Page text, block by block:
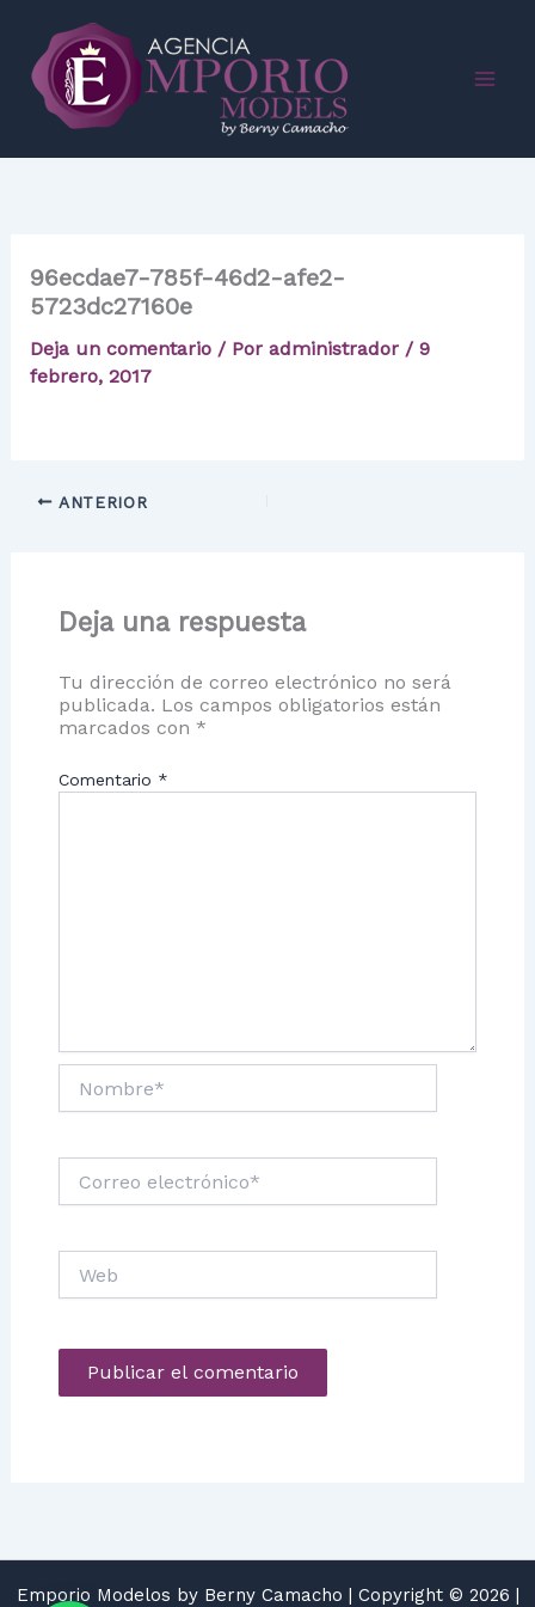
contenido
96ecdae7-785f-46d2-afe2-
5723dc27160e
Deja un comentario / Por administrador / 9
febrero, 2017
ANTERIOR
Deja una respuesta
Tu dirección de correo electrónico no será
publicada. Los campos obligatorios están
marcados con *
Comentario *
electrónico*
Emporio Modelos by Berny Camacho | Copyright © 2026 |